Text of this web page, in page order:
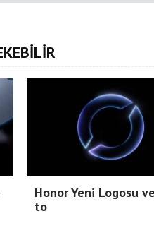
Honor Yeni Logosu
to